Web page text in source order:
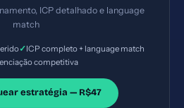
ICP detalhado e language
match
✓ICP completo + language match
competitiva
estratégia — R$47